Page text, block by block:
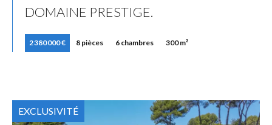
DOMAINE PRESTIGE.
2 380 000 € 8 pièces 6 chambres 300 m²
EXCLUSIVITÉ